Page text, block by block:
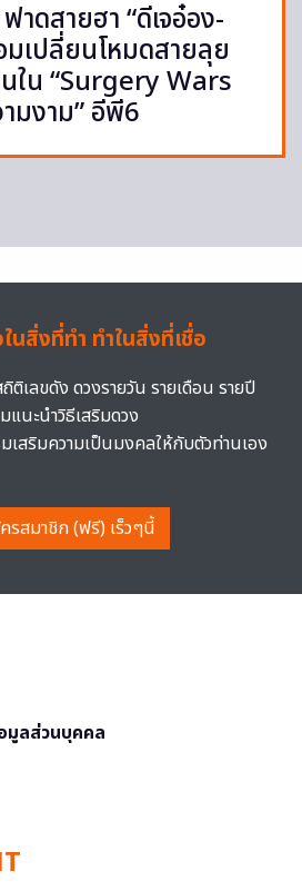
าดสายฮา “ดีเจอ๋อง-
เปลี่ยนโหมดสายลุย
นใน “Surgery Wars
มงาม” อีพี6
นสิ่งที่ทำ ทำในสิ่งที่เชื่อ
ติเลขดัง ดวงรายวัน รายเดือน รายปี
แนะนำวิธีเสริมดวง
เสริมความเป็นมงคลให้กับตัวท่านเอง
รสมาชิก (ฟรี) เร็วๆนี้
มูลส่วนบุคคล